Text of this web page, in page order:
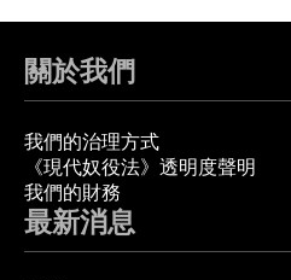
關於我們
我們的治理方式
《現代奴役法》透明度聲明
我們的財務
最新消息